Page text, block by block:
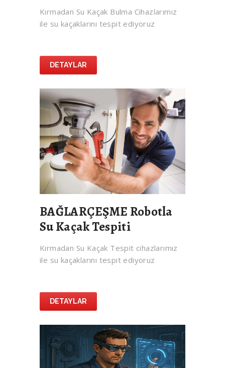
Kırmadan Su Kaçak Bulma Cihazlarımız
ile su kaçaklarını tespit ediyoruz
DETAYLAR
BAĞLARÇEŞME Robotla
Su Kaçak Tespiti
Kırmadan Su Kaçak Tespit cihazlarımız
ile su kaçaklarını tespit ediyoruz
DETAYLAR